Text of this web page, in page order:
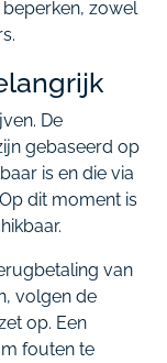
zowel
De
gebaseerd op
is en die via
dit moment is
van
volgen de
op. Een
fouten te